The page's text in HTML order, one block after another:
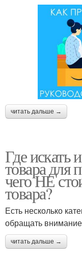
читать дальше →
Где искать
товара для
чего НЕ
товара?
Есть несколько
обращать
читать дальше →